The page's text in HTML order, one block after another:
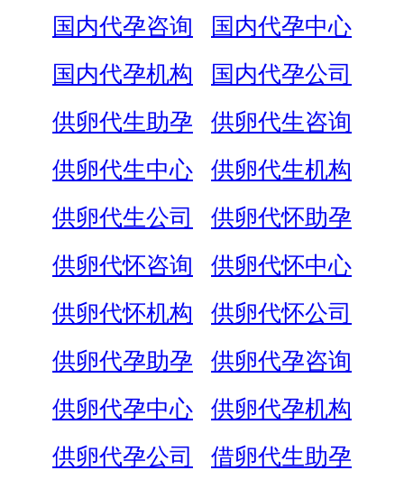
国内代孕咨询
国内代孕中心
国内代孕机构
国内代孕公司
供卵代生助孕
供卵代生咨询
供卵代生中心
供卵代生机构
供卵代生公司
供卵代怀助孕
供卵代怀咨询
供卵代怀中心
供卵代怀机构
供卵代怀公司
供卵代孕助孕
供卵代孕咨询
供卵代孕中心
供卵代孕机构
供卵代孕公司
借卵代生助孕